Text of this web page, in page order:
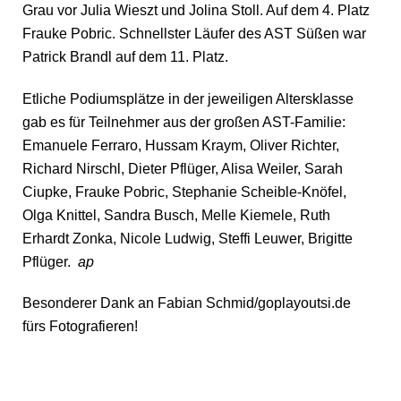
Grau vor Julia Wieszt und Jolina Stoll. Auf dem 4. Platz
Frauke Pobric. Schnellster Läufer des AST Süßen war
Patrick Brandl auf dem 11. Platz.
Etliche Podiumsplätze in der jeweiligen Altersklasse
gab es für Teilnehmer aus der großen AST-Familie:
Emanuele Ferraro, Hussam Kraym, Oliver Richter,
Richard Nirschl, Dieter Pflüger, Alisa Weiler, Sarah
Ciupke, Frauke Pobric, Stephanie Scheible-Knöfel,
Olga Knittel, Sandra Busch, Melle Kiemele, Ruth
Erhardt Zonka, Nicole Ludwig, Steffi Leuwer, Brigitte
Pflüger. ap
Besonderer Dank an Fabian Schmid/goplayoutsi.de
fürs Fotografieren!